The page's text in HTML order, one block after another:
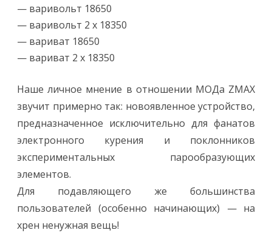
— варивольт 18650
— варивольт 2 х 18350
— вариват 18650
— вариват 2 х 18350
Наше личное мнение в отношении МОДа ZMAX
звучит примерно так: новоявленное устройство,
предназначенное исключительно для фанатов
электронного курения и поклонников
экспериментальных парообразующих
элементов.
Для подавляющего же большинства
пользователей (особенно начинающих) — на
хрен ненужная вещь!